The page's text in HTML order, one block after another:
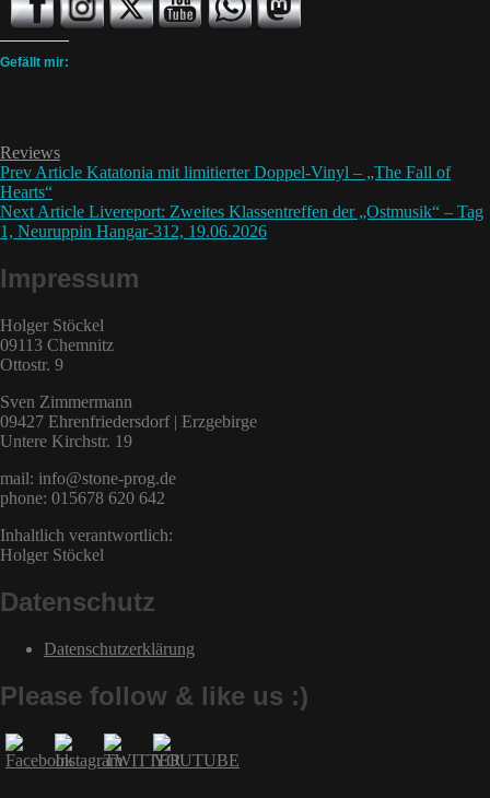
Gefällt mir:
Categories
Reviews
Beitragsnavigation
Previous
Post
Prev Article Katatonia mit limitierter Doppel-Vinyl – „The Fall of
Hearts“
Next
Post
Next Article Livereport: Zweites Klassentreffen der „Ostmusik“ – Tag
1, Neuruppin Hangar-312, 19.06.2026
Impressum
Holger Stöckel
09113 Chemnitz
Ottostr. 9
Sven Zimmermann
09427 Ehrenfriedersdorf | Erzgebirge
Untere Kirchstr. 19
mail: info@stone-prog.de
phone: 015678 620 642
Inhaltlich verantwortlich:
Holger Stöckel
Datenschutz
Datenschutzerklärung
Please follow & like us :)